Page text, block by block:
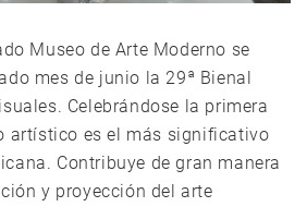
Museo de Arte Moderno se
mes de junio la 29ª Bienal
Celebrándose la primera
artístico es el más significativo
Contribuye de gran manera
y proyección del arte